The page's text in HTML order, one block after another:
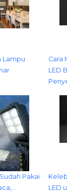
Lampu
Cara
LED
Pakai
LED